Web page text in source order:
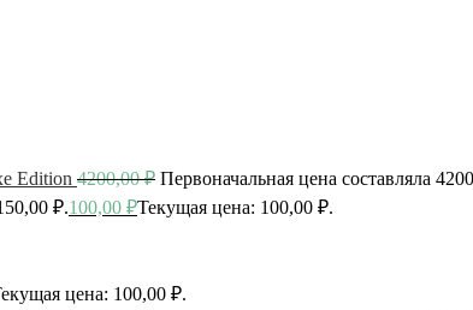
Edition 4200,00₽ Первоначальная цена составляла
₽.100,00 ₽Текущая цена: 100,00 ₽.
цена: 100,00 ₽.